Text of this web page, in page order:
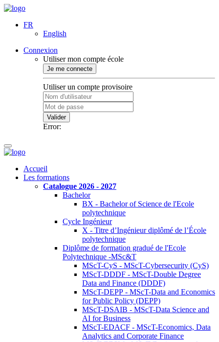
FR
English
Connexion
Utiliser mon compte école
Je me connecte
Utiliser un compte provisoire
Valider
Error:
Accueil
Les formations
Catalogue 2026 - 2027
Bachelor
BX - Bachelor of Science de l'Ecole
polytechnique
Cycle Ingénieur
X - Titre d’Ingénieur diplômé de l’École
polytechnique
Diplôme de formation gradué de l'Ecole
Polytechnique -MSc&T
MScT-CyS - MScT-Cybersecurity (CyS)
MScT-DDDF - MScT-Double Degree
Data and Finance (DDDF)
MScT-DEPP - MScT-Data and Economics
for Public Policy (DEPP)
MScT-DSAIB - MScT-Data Science and
AI for Business
MScT-EDACF - MScT-Economics, Data
Analytics and Corporate Finance